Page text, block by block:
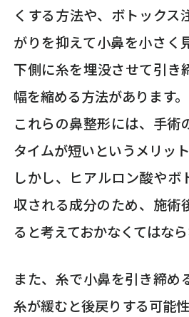
くする方法や、ボトックス
がりを抑えて小鼻を小さく
下側に糸を埋没させて引き
幅を縮める方法があります。
これらの鼻整形には、手術
タイムが短いというメリット
しかし、ヒアルロン酸やボ
収される成分のため、施術
ると考えておかなくてはなら
また、糸で小鼻を引き締め
糸が緩むと後戻りする可能性